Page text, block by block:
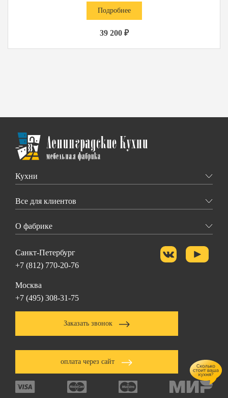
Подробнее
39 200 ₽
Кухни
Все для клиентов
О фабрике
Санкт-Петербург
+7 (812) 770-20-76
Москва
+7 (495) 308-31-75
Заказать звонок
оплата через сайт